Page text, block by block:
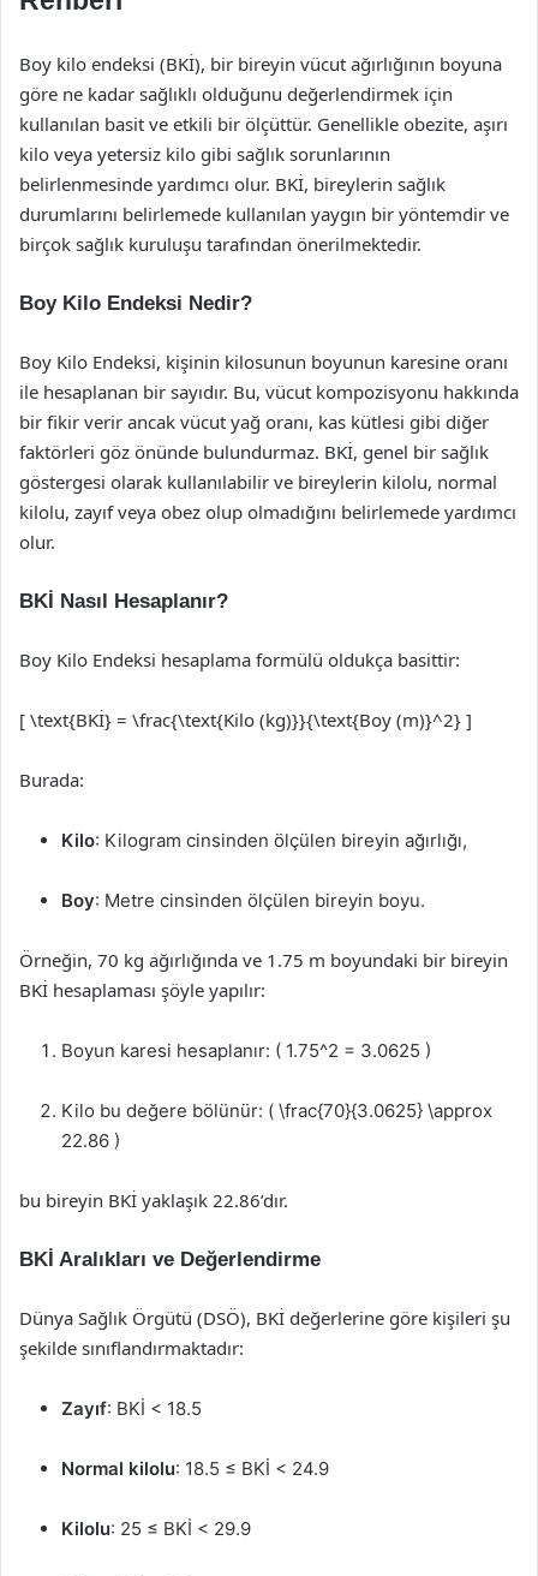
Boy kilo endeksi (BKİ), bir bireyin vücut ağırlığının boyuna
göre ne kadar sağlıklı olduğunu değerlendirmek için
kullanılan basit ve etkili bir ölçüttür. Genellikle obezite, aşırı
kilo veya yetersiz kilo gibi sağlık sorunlarının
belirlenmesinde yardımcı olur. BKİ, bireylerin sağlık
durumlarını belirlemede kullanılan yaygın bir yöntemdir ve
birçok sağlık kuruluşu tarafından önerilmektedir.
Boy Kilo Endeksi Nedir?
Boy Kilo Endeksi, kişinin kilosunun boyunun karesine oranı
ile hesaplanan bir sayıdır. Bu, vücut kompozisyonu hakkında
bir fikir verir ancak vücut yağ oranı, kas kütlesi gibi diğer
faktörleri göz önünde bulundurmaz. BKİ, genel bir sağlık
göstergesi olarak kullanılabilir ve bireylerin kilolu, normal
kilolu, zayıf veya obez olup olmadığını belirlemede yardımcı
olur.
BKİ Nasıl Hesaplanır?
Boy Kilo Endeksi hesaplama formülü oldukça basittir:
[ \text{BKİ} = \frac{\text{Kilo (kg)}}{\text{Boy (m)}^2} ]
Burada:
Kilo: Kilogram cinsinden ölçülen bireyin ağırlığı,
Boy: Metre cinsinden ölçülen bireyin boyu.
Örneğin, 70 kg ağırlığında ve 1.75 m boyundaki bir bireyin
BKİ hesaplaması şöyle yapılır:
Boyun karesi hesaplanır: ( 1.75^2 = 3.0625 )
Kilo bu değere bölünür: ( \frac{70}{3.0625} \approx
22.86 )
bu bireyin BKİ yaklaşık 22.86’dır.
BKİ Aralıkları ve Değerlendirme
Dünya Sağlık Örgütü (DSÖ), BKİ değerlerine göre kişileri şu
şekilde sınıflandırmaktadır:
Zayıf: BKİ < 18.5
Normal kilolu: 18.5 ≤ BKİ < 24.9
Kilolu: 25 ≤ BKİ < 29.9